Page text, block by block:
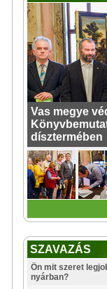
Vas megye
dísztermében
SZAVAZÁS
Ön mit szeret
nyárban?